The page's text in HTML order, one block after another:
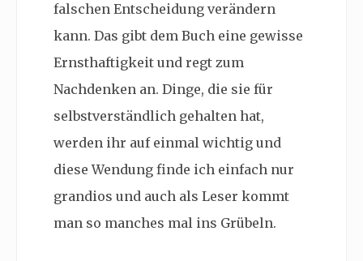
falschen Entscheidung verändern
kann. Das gibt dem Buch eine gewisse
Ernsthaftigkeit und regt zum
Nachdenken an. Dinge, die sie für
selbstverständlich gehalten hat,
werden ihr auf einmal wichtig und
diese Wendung finde ich einfach nur
grandios und auch als Leser kommt
man so manches mal ins Grübeln.